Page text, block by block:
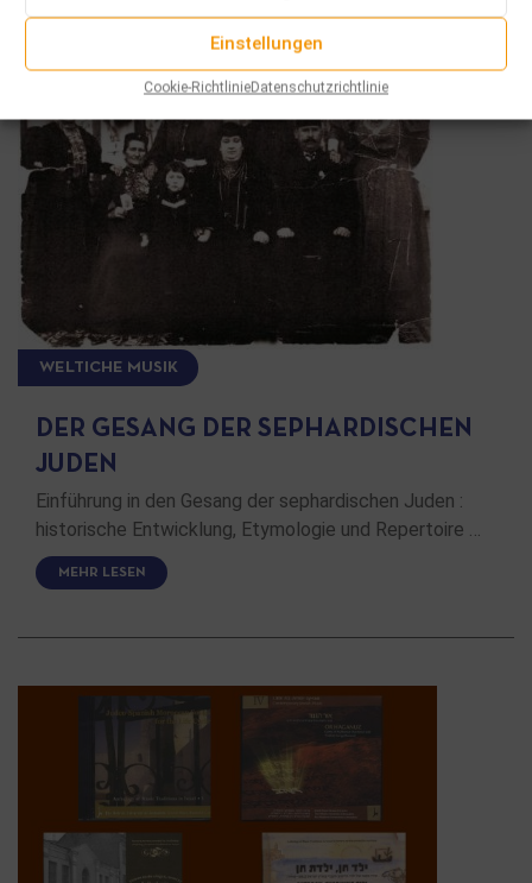
Einstellungen
Cookie-RichtlinieDatenschutzrichtlinie
WELTICHE MUSIK
DER GESANG DER SEPHARDISCHEN
JUDEN
Einführung in den Gesang der sephardischen Juden :
historische Entwicklung, Etymologie und Repertoire …
MEHR LESEN